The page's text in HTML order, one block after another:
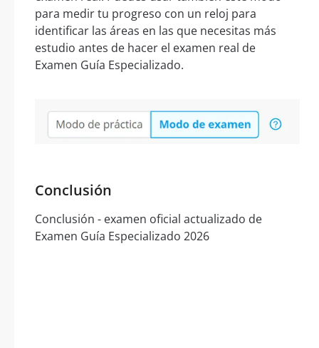
para medir tu progreso con un reloj para
identificar las áreas en las que necesitas más
estudio antes de hacer el examen real de
Examen Guía Especializado.
Conclusión
Conclusión - examen oficial actualizado de
Examen Guía Especializado 2026